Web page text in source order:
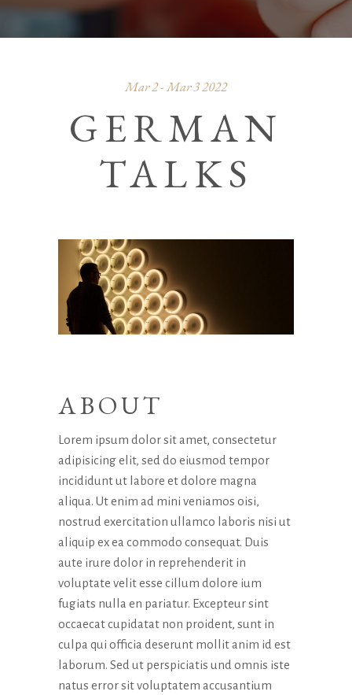
Mar 2 - Mar 3 2022
GERMAN
TALKS
ABOUT
Lorem ipsum dolor sit amet, consectetur
adipisicing elit, sed do eiusmod tempor
incididunt ut labore et dolore magna
aliqua. Ut enim ad mini veniamos oisi,
nostrud exercitation ullamco laboris nisi ut
aliquip ex ea commodo consequat. Duis
aute irure dolor in reprehenderit in
voluptate velit esse cillum dolore ium
fugiats nulla en pariatur. Excepteur sint
occaecat cupidatat non proident, sunt in
culpa qui officia deserunt mollit anim id est
laborum. Sed ut perspiciatis und omnis iste
natus error sit voluptatem accusantium